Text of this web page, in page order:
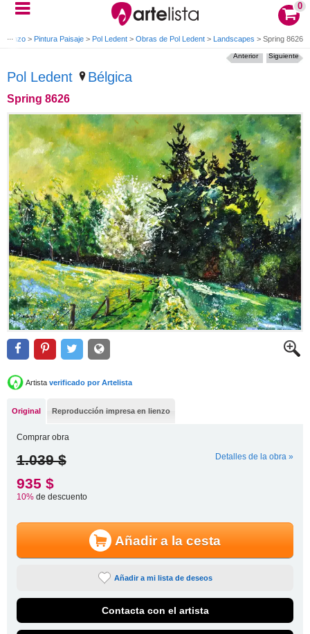
0
Lienzo > Pintura Paisaje > Pol Ledent > Obras de Pol Ledent > Landscapes > Spring 8626
Pol Ledent Bélgica
Spring 8626
Siguiente
Anterior
Artista verificado por Artelista
Original Reproducción impresa en lienzo
Comprar obra
1.039 $ Detalles de la obra »
935 $
10%de descuento
Añadir a la cesta
Añadir a mi lista de deseos
Contacta con el artista